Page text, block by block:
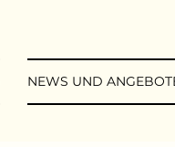
NEWS UND